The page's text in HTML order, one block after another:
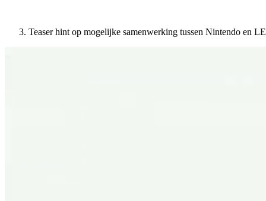
Teaser hint op mogelijke samenwerking tussen Nintendo en